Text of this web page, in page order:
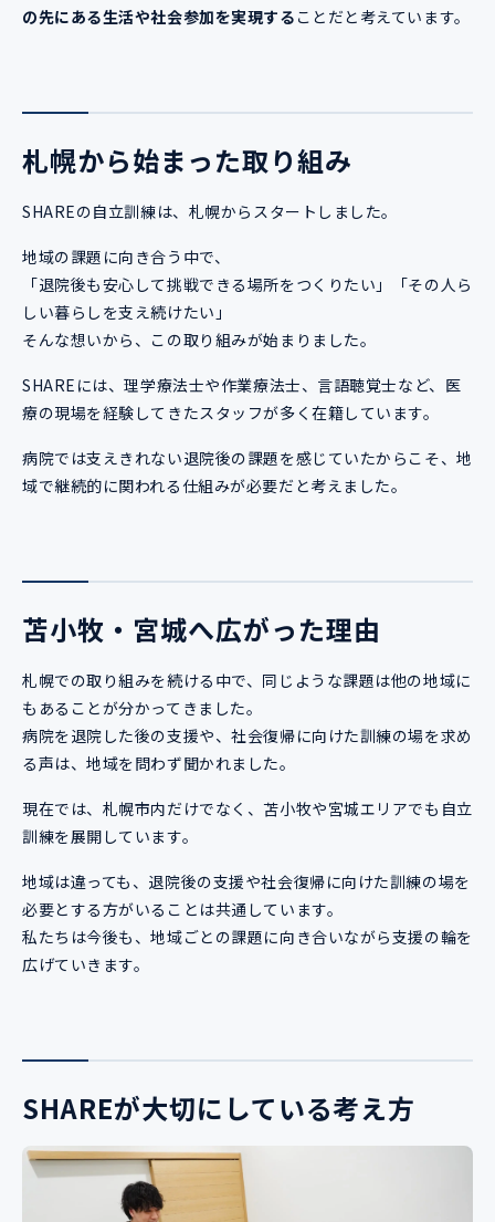
の先にある生活や社会参加を実現する ことだと考えています。
札幌から始まった取り組み
SHAREの自立訓練は、札幌からスタートしました。
地域の課題に向き合う中で、
「退院後も安心して挑戦できる場所をつくりたい」「その人ら
しい暮らしを支え続けたい」
そんな想いから、この取り組みが始まりました。
SHAREには、理学療法士や作業療法士、言語聴覚士など、医
療の現場を経験してきたスタッフが多く在籍しています。
病院では支えきれない退院後の課題を感じていたからこそ、地
域で継続的に関われる仕組みが必要だと考えました。
苫小牧・宮城へ広がった理由
札幌での取り組みを続ける中で、同じような課題は他の地域に
もあることが分かってきました。
病院を退院した後の支援や、社会復帰に向けた訓練の場を求め
る声は、地域を問わず聞かれました。
現在では、札幌市内だけでなく、苫小牧や宮城エリアでも自立
訓練を展開しています。
地域は違っても、退院後の支援や社会復帰に向けた訓練の場を
必要とする方がいることは共通しています。
私たちは今後も、地域ごとの課題に向き合いながら支援の輪を
広げていきます。
SHAREが大切にしている考え方